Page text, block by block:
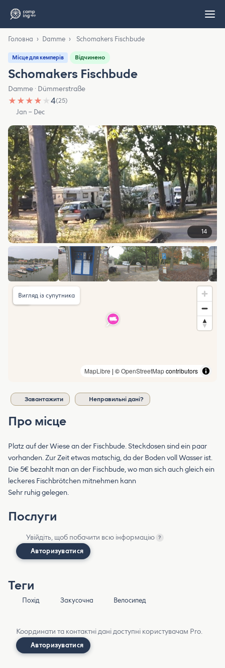
Головна › Damme › Schomakers Fischbude
Місце для кемперів Відчинено
Schomakers Fischbude
Damme · Dümmerstraße
★ ★ ★ ★ ★4(25)
Jan – Dec
14
MapLibre | ©OpenStreetMapcontributors
Вигляд із супутника
Завантажити Неправильні дані?
Про місце
Platz auf der Wiese an der Fischbude. Steckdosen sind ein paar
vorhanden. Zur Zeit etwas matschig, da der Boden voll Wasser ist.
Die 5€ bezahlt man an der Fischbude, wo man sich auch gleich ein
leckeres Fischbrötchen mitnehmen kann
Sehr ruhig gelegen.
Послуги
Увійдіть, щоб побачити всю інформацію ?
Авторизуватися
Теги
Похід Закусочна Велосипед
Координати та контактні дані доступні користувачам Pro.
Авторизуватися